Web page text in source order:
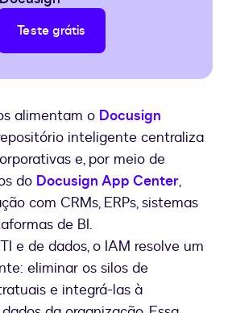
Teste grátis
alimentam o Docusign
inteligente centraliza
e, por meio de
do Docusign App Center,
com CRMs, ERPs, sistemas
de BI.
e de dados, o IAM resolve um
eliminar os silos de
e integrá-las à